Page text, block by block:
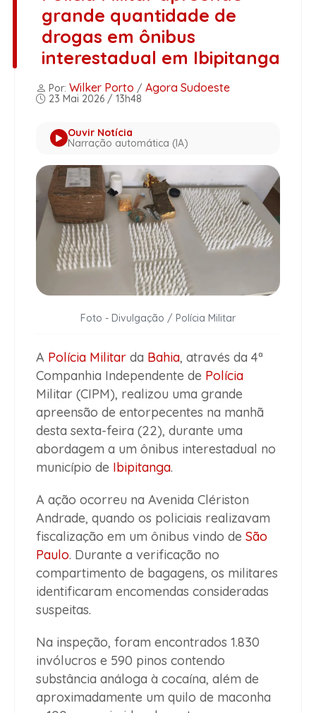
grande quantidade de
drogas em ônibus
interestadual em Ibipitanga
Por: Wilker Porto / Agora Sudoeste
23 Mai 2026 / 13h48
Ouvir Notícia
Narração automática (IA)
Foto - Divulgação / Polícia Militar
A Polícia Militar da Bahia, através da 4ª
Companhia Independente de Polícia
Militar (CIPM), realizou uma grande
apreensão de entorpecentes na manhã
desta sexta-feira (22), durante uma
abordagem a um ônibus interestadual no
município de Ibipitanga.
A ação ocorreu na Avenida Clériston
Andrade, quando os policiais realizavam
fiscalização em um ônibus vindo de São
Paulo. Durante a verificação no
compartimento de bagagens, os militares
identificaram encomendas consideradas
suspeitas.
Na inspeção, foram encontrados 1.830
invólucros e 590 pinos contendo
substância análoga à cocaína, além de
aproximadamente um quilo de maconha